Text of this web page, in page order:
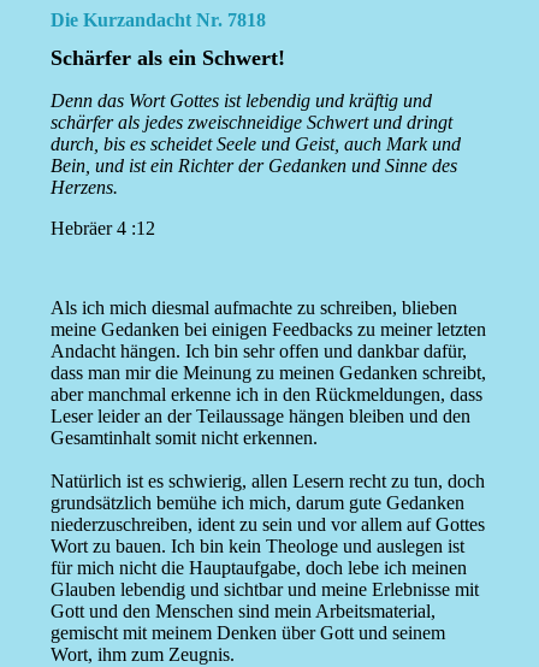
Die Kurzandacht Nr. 7818
Schärfer als ein Schwert!
Denn das Wort Gottes ist lebendig und kräftig und
schärfer als jedes zweischneidige Schwert und dringt
durch, bis es scheidet Seele und Geist, auch Mark und
Bein, und ist ein Richter der Gedanken und Sinne des
Herzens.
Hebräer 4 :12
Als ich mich diesmal aufmachte zu schreiben, blieben
meine Gedanken bei einigen Feedbacks zu meiner letzten
Andacht hängen. Ich bin sehr offen und dankbar dafür,
dass man mir die Meinung zu meinen Gedanken schreibt,
aber manchmal erkenne ich in den Rückmeldungen, dass
Leser leider an der Teilaussage hängen bleiben und den
Gesamtinhalt somit nicht erkennen.
Natürlich ist es schwierig, allen Lesern recht zu tun, doch
grundsätzlich bemühe ich mich, darum gute Gedanken
niederzuschreiben, ident zu sein und vor allem auf Gottes
Wort zu bauen. Ich bin kein Theologe und auslegen ist
für mich nicht die Hauptaufgabe, doch lebe ich meinen
Glauben lebendig und sichtbar und meine Erlebnisse mit
Gott und den Menschen sind mein Arbeitsmaterial,
gemischt mit meinem Denken über Gott und seinem
Wort, ihm zum Zeugnis.